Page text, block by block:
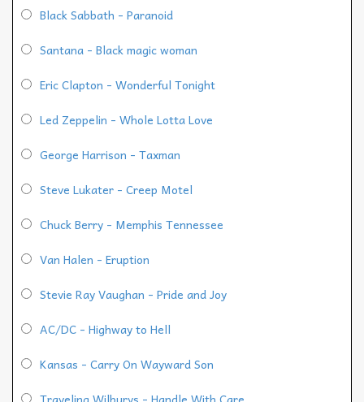
Black Sabbath - Paranoid
Santana - Black magic woman
Eric Clapton - Wonderful Tonight
Led Zeppelin - Whole Lotta Love
George Harrison - Taxman
Steve Lukater - Creep Motel
Chuck Berry - Memphis Tennessee
Van Halen - Eruption
Stevie Ray Vaughan - Pride and Joy
AC/DC - Highway to Hell
Kansas - Carry On Wayward Son